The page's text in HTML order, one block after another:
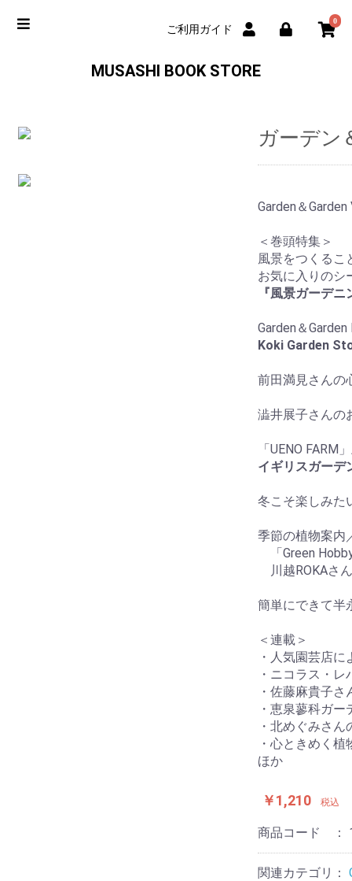
ご利用ガイド
0
MUSASHI BOOK STORE
ガーデン
Garden＆
＜巻頭特集＞
風景をつくるこ
お気に入りのシ
『風景ガーデニ
Garden＆
Koki Garden
前田満見さん
澁井展子さん
「UENO
イギリスガーデ
冬こそ楽しみ
季節の植物案内
「Green
川越ROKAさ
簡単にできて半
＜連載＞
・人気園芸店
・ニコラス・
・佐藤麻貴子
・恵泉蓼科ガ
・北めぐみさ
・心ときめく
ほか
￥1,210 税込
商品コード ：
関連カテゴリ：